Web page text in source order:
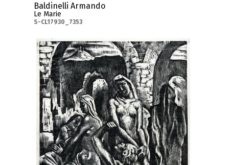
Baldinelli Armando
Le Marie
S-CL17930_7353